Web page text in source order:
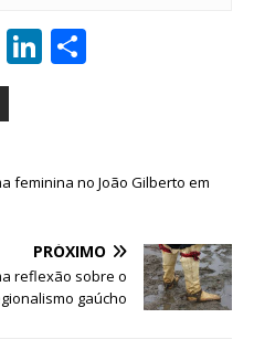
T Li
dI
feminina no João Gilberto em
PRÓXIMO
reflexão sobre o
gaúcho